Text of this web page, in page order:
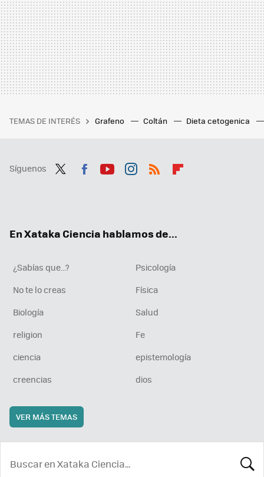
TEMAS DE INTERÉS Grafeno Coltán Dieta cetogenica
Síguenos
En Xataka Ciencia hablamos de...
¿Sabías que...?
Psicología
No te lo creas
Física
Biología
Salud
religion
Fe
ciencia
epistemología
creencias
dios
VER MÁS TEMAS